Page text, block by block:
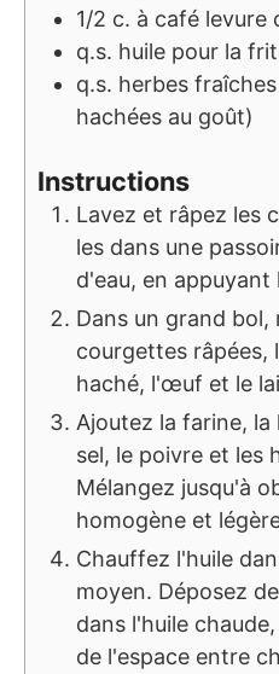
1/2 c. à café levure
q.s. huile pour la
q.s. herbes
hachées au goût)
Instructions
Lavez et râpez les
les dans une
d'eau, en appuyant
Dans un grand bol,
courgettes râpées,
haché, l'œuf et le
Ajoutez la farine, la
sel, le poivre et les
Mélangez jusqu'à
homogène et
Chauffez l'huile
moyen. Déposez
dans l'huile
de l'espace entre